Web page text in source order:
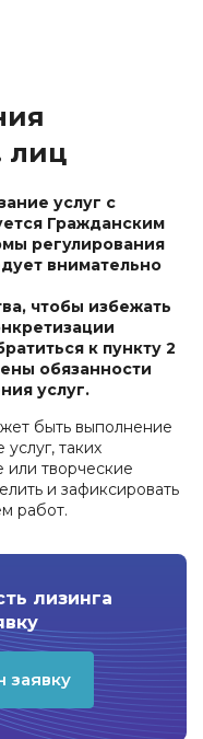
лиц
услуг с
Гражданским
регулирования
внимательно
чтобы избежать
к пункту 2
обязанности
услуг.
быть выполнение
таких
или творческие
и зафиксировать
работ.
лизинга
заявку